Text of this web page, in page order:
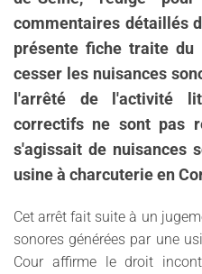
commentaires détaillés
présente fiche traite
cesser les nuisances
l'arrêté de l'activité
correctifs ne sont pas
s'agissait de nuisances
usine à charcuterie en
Cet arrêt fait suite à un
sonores générées par une
Cour affirme le droit